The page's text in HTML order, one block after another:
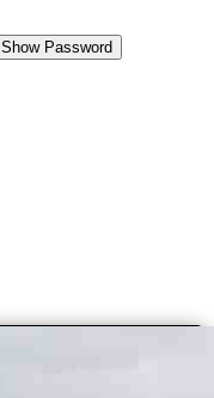
Show Password